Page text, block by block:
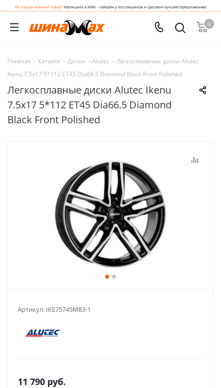
0
Главная - Каталог - Диски - Alutec - Легкосплавные диски Alutec
Ikenu 7.5x17 5*112 ET45 Dia66.5 Diamond Black Front Polished
Легкосплавные диски Alutec Ikenu
7.5x17 5*112 ET45 Dia66.5 Diamond
Black Front Polished
Артикул: IKE75745M83-1
11 790 руб.